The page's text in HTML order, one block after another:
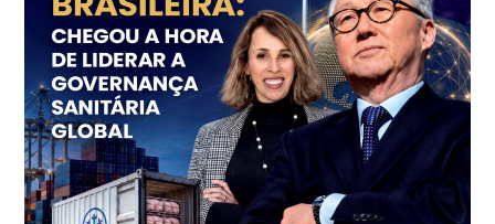
R$ 153,38
cx
Ovo Vermelho - Regional
Vermelho
R$ 156,33
cx
Ovo Branco - Regional
Bastos (SP)